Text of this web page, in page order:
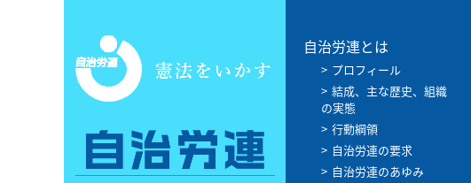
自治労連とは
プロフィール
結成、主な歴史、組織
の実態
行動綱領
自治労連の要求
自治労連のあゆみ